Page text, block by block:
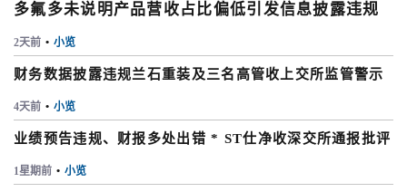
多氟多未说明产品营收占比偏低引发信息披露违规
2天前 • 小览
财务数据披露违规兰石重装及三名高管收上交所监管警示
4天前 • 小览
业绩预告违规、财报多处出错 * ST仕净收深交所通报批评
1星期前 • 小览